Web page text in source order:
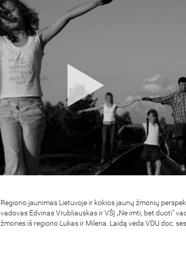
Regiono jaunimas Lietuvoje ir kokios jaunų žmonių
vadovas Edvinas Vrubliauskas ir VŠĮ „Ne imti, bet duoti“
žmonės iš regiono Lukas ir Milena. Laidą veda VDU doc.